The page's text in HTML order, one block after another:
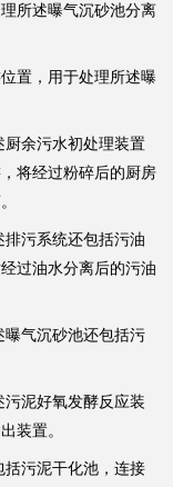
所述曝气沉砂池分离
置，用于处理所述曝
余污水初处理装置
将经过粉碎后的厨房
污系统还包括污油
过油水分离后的污油
气沉砂池还包括污
泥好氧发酵反应装
装置。
污泥干化池，连接